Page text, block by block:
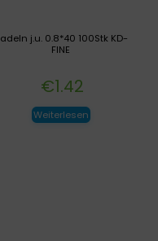
j.u. 0.8*40 100Stk KD-
FINE
€1.42
Weiterlesen